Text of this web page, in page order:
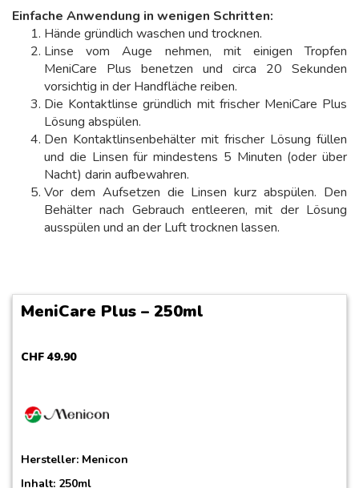
Einfache Anwendung in wenigen Schritten:
Hände gründlich waschen und trocknen.
Linse vom Auge nehmen, mit einigen Tropfen
MeniCare Plus benetzen und circa 20 Sekunden
vorsichtig in der Handfläche reiben.
Die Kontaktlinse gründlich mit frischer MeniCare Plus
Lösung abspülen.
Den Kontaktlinsenbehälter mit frischer Lösung füllen
und die Linsen für mindestens 5 Minuten (oder über
Nacht) darin aufbewahren.
Vor dem Aufsetzen die Linsen kurz abspülen. Den
Behälter nach Gebrauch entleeren, mit der Lösung
ausspülen und an der Luft trocknen lassen.
MeniCare Plus – 250ml
CHF 49.90
Hersteller: Menicon
Inhalt: 250ml